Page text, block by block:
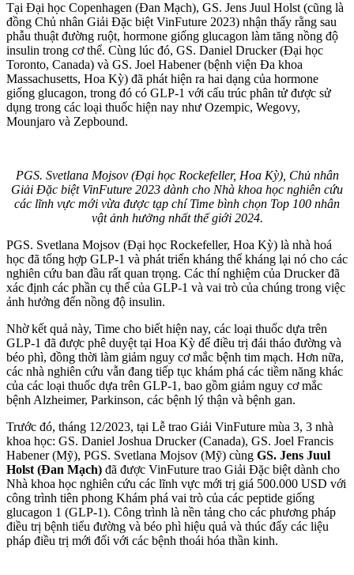
Tại Đại học Copenhagen (Đan Mạch), GS. Jens Juul Holst (cũng là
đồng Chủ nhân Giải Đặc biệt VinFuture 2023) nhận thấy rằng sau
phẫu thuật đường ruột, hormone giống glucagon làm tăng nồng độ
insulin trong c‌ơ th‌ể. Cùng lúc đó, GS. Daniel Drucker (Đại học
Toronto, Canada) và GS. Joel Habener (bệnh viện Đa khoa
Massachusetts, Hoa Kỳ) đã phát hiện ra hai dạng của hormone
giống glucagon, trong đó có GLP-1 với cấu trúc phân tử được sử
dụng trong các loại thuốc hiện nay như Ozempic, Wegovy,
Mounjaro và Zepbound.
PGS. Svetlana Mojsov (Đại học Rockefeller, Hoa Kỳ), Chủ nhân
Giải Đặc biệt VinFuture 2023 dành cho Nhà khoa học nghiên cứu
các lĩnh vực mới vừa được tạp chí Time bình chọn Top 100 nhân
vật ảnh hưởng nhất thế giới 2024.
PGS. Svetlana Mojsov (Đại học Rockefeller, Hoa Kỳ) là nhà hoá
học đã tổng hợp GLP-1 và phát triển kháng thể kháng lại nó cho các
nghiên cứu ban đầu rất quan trọng. Các thí nghiệm của Drucker đã
xác định các phần cụ thể của GLP-1 và vai trò của chúng trong việc
ảnh hưởng đến nồng độ insulin.
Nhờ kết quả này, Time cho biết hiện nay, các loại thuốc dựa trên
GLP-1 đã được phê duyệt tại Hoa Kỳ để điều trị đái tháo đường và
béo phì, đồng thời làm giảm nguy cơ mắc bệnh tim mạch. Hơn nữa,
các nhà nghiên cứu vẫn đang tiếp tục khám phá các tiềm năng khác
của các loại thuốc dựa trên GLP-1, bao gồm giảm nguy cơ mắc
bệnh Alzheimer, Parkinson, các bệnh lý thận và bệnh gan.
Trước đó, tháng 12/2023, tại Lễ trao Giải VinFuture mùa 3, 3 nhà
khoa học: GS. Daniel Joshua Drucker (Canada), GS. Joel Francis
Habener (Mỹ), PGS. Svetlana Mojsov (Mỹ) cùng GS. Jens Juul
Holst (Đan Mạch) đã được VinFuture trao Giải Đặc biệt dành cho
Nhà khoa học nghiên cứu các lĩnh vực mới trị giá 500.000 USD với
công trình tiên phong Khám phá vai trò của các peptide giống
glucagon 1 (GLP-1). Công trình là nền tảng cho các phương pháp
điều trị bệnh tiểu đường và béo phì hiệu quả và thúc đẩy các liệu
pháp điều trị mới đối với các bệnh thoái hóa thần kinh.